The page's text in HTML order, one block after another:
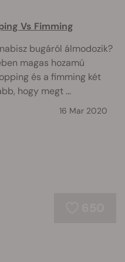
Vs Fimming
bugáról álmodozik?
magas hozamú
és a fimming két
hogy megt ...
16 Mar 2020